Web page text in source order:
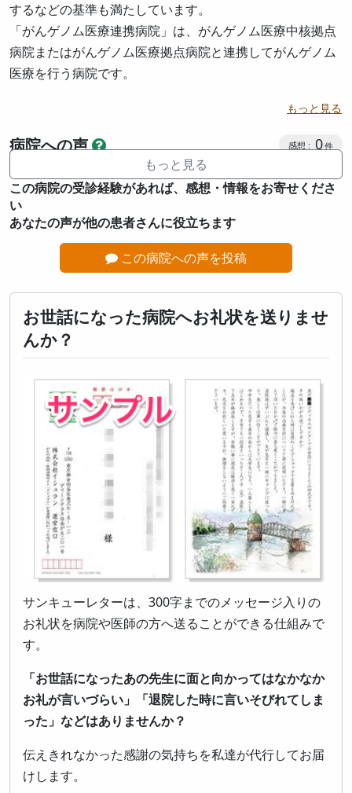
するなどの基準も満たしています。
「がんゲノム医療連携病院」は、がんゲノム医療中核拠点
病院またはがんゲノム医療拠点病院と連携してがんゲノム
医療を行う病院です。
もっと見る
病院への声 感想投稿
0
もっと見る
この病院の受診経験があれば、感想・情報をお寄せくださ
い
あなたの声が他の患者さんに役立ちます
この病院への声を投稿
お世話になった病院へお礼状を送りませ
んか？
サンキューレターは、300字までのメッセージ入りの
お礼状を病院や医師の方へ送ることができる仕組みで
す。
「お世話になったあの先生に面と向かってはなかなか
お礼が言いづらい」「退院した時に言いそびれてしま
った」などはありませんか？
伝えきれなかった感謝の気持ちを私達が代行してお届
けします。